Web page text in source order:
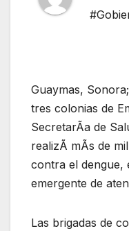
Guaymas,
tres colonias de
SecretarÃa de
realizÃ mÃs de
contra el dengue,
emergente de
Las brigadas de